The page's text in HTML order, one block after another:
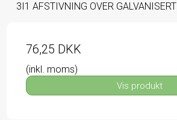
3I1 AFSTIVNING OVER GALVANISERT
76,25 DKK
(inkl. moms)
Vis produkt